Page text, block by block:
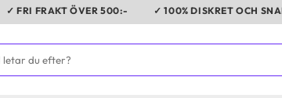
✓ FRI FRAKT ÖVER 500:- ✓ 100% DISKRET OCH